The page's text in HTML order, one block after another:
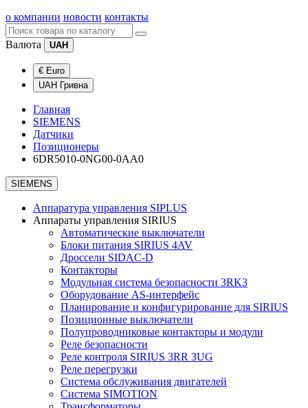
о компании новости контакты
Валюта UAH
€ Euro
UAH Гривна
Главная
SIEMENS
Датчики
Позиционеры
6DR5010-0NG00-0AA0
SIEMENS
Аппаратура управления SIPLUS
Аппараты управления SIRIUS
Автоматические выключатели
Блоки питания SIRIUS 4AV
Дроссели SIDAC-D
Контакторы
Модульная система безопасности 3RK3
Оборудование AS-интерфейс
Планирование и конфигурирование для SIRIUS
Позиционные выключатели
Полупроводниковые контакторы и модули
Реле безопасности
Реле контроля SIRIUS 3RR 3UG
Реле перегрузки
Сиcтема обслуживания двигателей
Система SIMOTION